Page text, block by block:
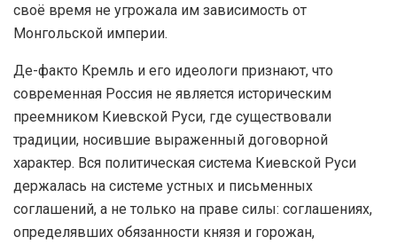
своё время не угрожала им зависимость от
Монгольской империи.
Де-факто Кремль и его идеологи признают, что
современная Россия не является историческим
преемником Киевской Руси, где существовали
традиции, носившие выраженный договорной
характер. Вся политическая система Киевской Руси
держалась на системе устных и письменных
соглашений, а не только на праве силы: соглашениях,
определявших обязанности князя и горожан,